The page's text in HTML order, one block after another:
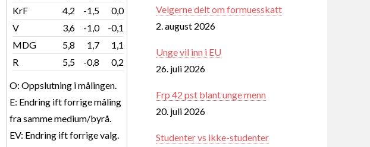
KrF
4,2 -1,5
0,0
V
3,6 -1,0
-0,1
MDG
5,8 1,7
1,1
R
5,5 -0,8 0,2
O: Oppslutning i målingen.
E: Endring ift forrige måling
fra samme medium/byrå.
EV: Endring ift forrige valg.
Velgerne delt om formuesskatt
2. august 2026
Unge vil inn i EU
26. juli 2026
Frp 42 pst blant unge menn
20. juli 2026
Studenter vs ikke-studenter